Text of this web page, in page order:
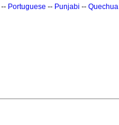
-- Portuguese -- Punjabi -- Quechua